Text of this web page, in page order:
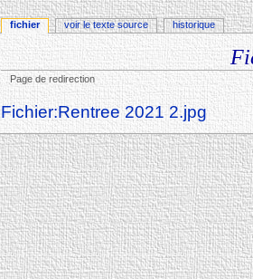
Page de redirection
Aller à : navigation , rechercher
Rediriger vers :
Fichier:Rentree 2021 2.jpg
fichier voir le texte source historique